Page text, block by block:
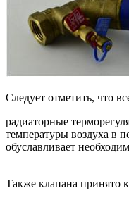
Следует отметить, что
радиаторные
температуры воздуха в
обуславливает
Также клапана принято